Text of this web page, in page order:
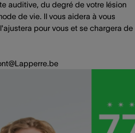
auditive, du degré de votre lésion
de vie. Il vous aidera à vous
pour vous et se chargera de